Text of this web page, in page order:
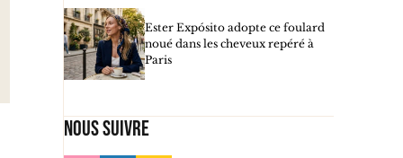
Ester Expósito adopte ce foulard
noué dans les cheveux repéré à
Paris
Nous suivre